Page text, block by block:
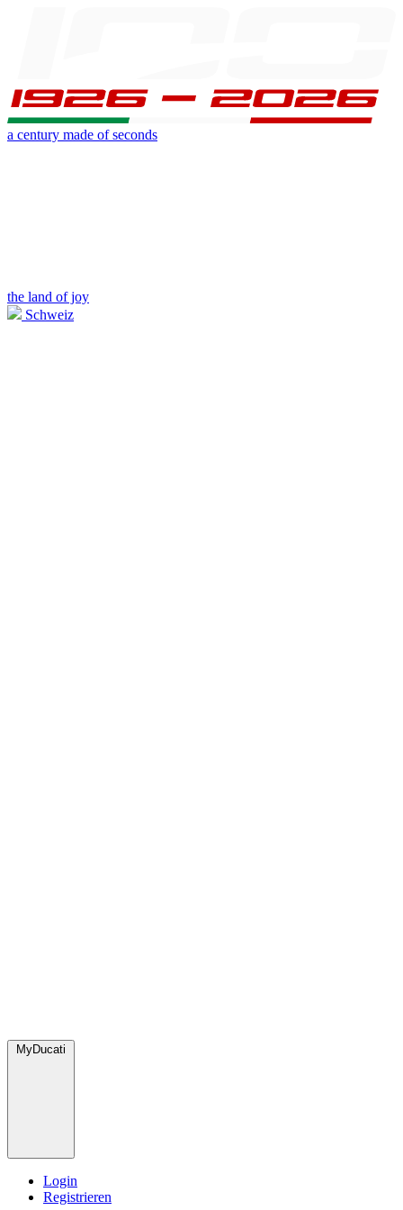
a century made of seconds
the land of joy
Schweiz
MyDucati
Login
Registrieren